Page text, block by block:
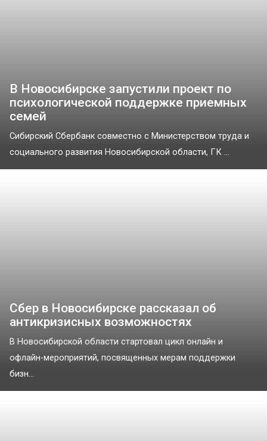
В Новосибирске запустили проект по
психологической поддержке приемных
семей
Сибирский Сбербанк совместно с Министерством труда и
социального развития Новосибирской области, ГК ...
Сбер в Новосибирске рассказал об
антикризисных возможностях
В Новосибирской области стартовал цикл онлайн и
офлайн-мероприятий, посвященных мерам поддержки
бизн...